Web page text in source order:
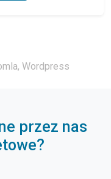
Wordpress
przez nas